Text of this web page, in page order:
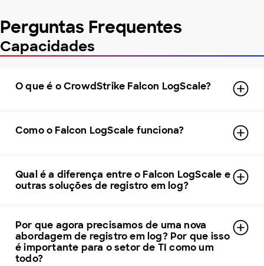
Perguntas Frequentes
Capacidades
O que é o CrowdStrike Falcon LogScale?
Como o Falcon LogScale funciona?
Qual é a diferença entre o Falcon LogScale e
outras soluções de registro em log?
Por que agora precisamos de uma nova
abordagem de registro em log? Por que isso
é importante para o setor de TI como um
todo?